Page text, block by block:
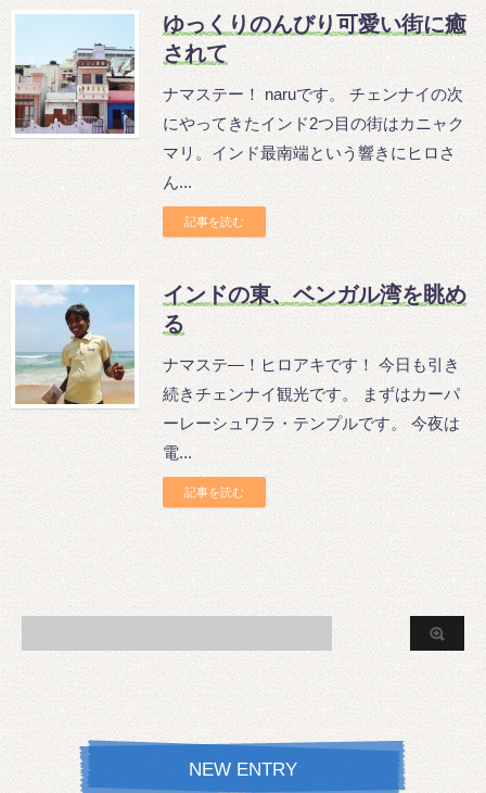
ゆっくりのんびり可愛い街に癒
されて
ナマステー！ naruです。 チェンナイの次
にやってきたインド2つ目の街はカニャク
マリ。インド最南端という響きにヒロさ
ん...
記事を読む
インドの東、ベンガル湾を眺め
る
ナマステ―！ヒロアキです！ 今日も引き
続きチェンナイ観光です。 まずはカーパ
ーレーシュワラ・テンプルです。 今夜は
電...
記事を読む
NEW ENTRY